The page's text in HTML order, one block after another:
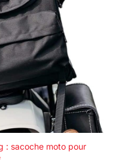
: sacoche moto pour